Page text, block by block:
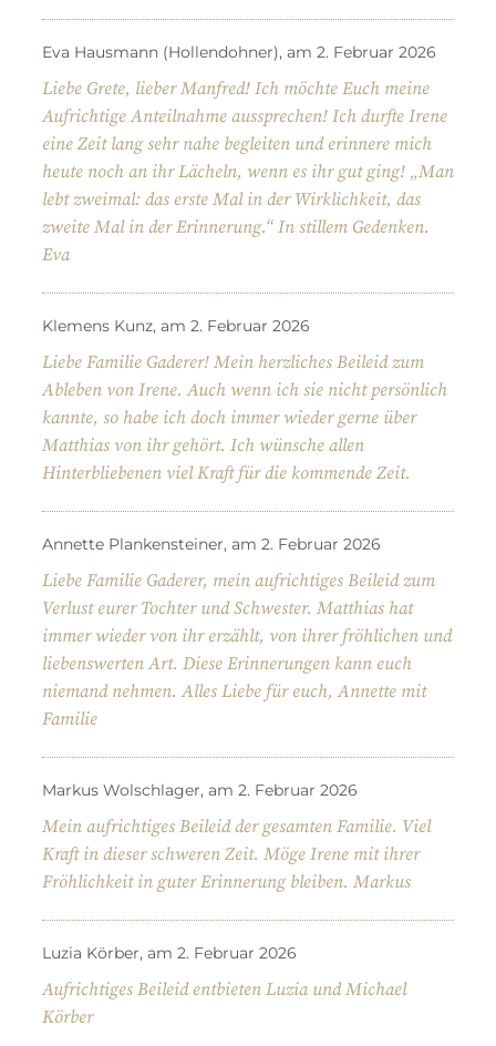
Eva Hausmann (Hollendohner), am 2. Februar 2026
Liebe Grete, lieber Manfred! Ich möchte Euch meine
Aufrichtige Anteilnahme aussprechen! Ich durfte Irene
eine Zeit lang sehr nahe begleiten und erinnere mich
heute noch an ihr Lächeln, wenn es ihr gut ging! „Man
lebt zweimal: das erste Mal in der Wirklichkeit, das
zweite Mal in der Erinnerung.“ In stillem Gedenken.
Eva
Klemens Kunz, am 2. Februar 2026
Liebe Familie Gaderer! Mein herzliches Beileid zum
Ableben von Irene. Auch wenn ich sie nicht persönlich
kannte, so habe ich doch immer wieder gerne über
Matthias von ihr gehört. Ich wünsche allen
Hinterbliebenen viel Kraft für die kommende Zeit.
Annette Plankensteiner, am 2. Februar 2026
Liebe Familie Gaderer, mein aufrichtiges Beileid zum
Verlust eurer Tochter und Schwester. Matthias hat
immer wieder von ihr erzählt, von ihrer fröhlichen und
liebenswerten Art. Diese Erinnerungen kann euch
niemand nehmen. Alles Liebe für euch, Annette mit
Familie
Markus Wolschlager, am 2. Februar 2026
Mein aufrichtiges Beileid der gesamten Familie. Viel
Kraft in dieser schweren Zeit. Möge Irene mit ihrer
Fröhlichkeit in guter Erinnerung bleiben. Markus
Luzia Körber, am 2. Februar 2026
Aufrichtiges Beileid entbieten Luzia und Michael
Körber